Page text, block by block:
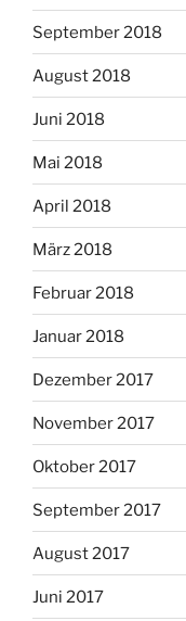
September 2018
August 2018
Juni 2018
Mai 2018
April 2018
März 2018
Februar 2018
Januar 2018
Dezember 2017
November 2017
Oktober 2017
September 2017
August 2017
Juni 2017